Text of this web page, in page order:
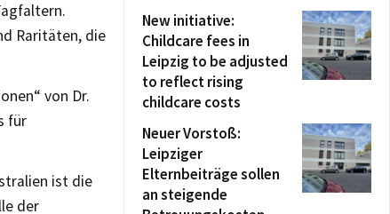
Raritäten, die
von Dr.
für
ist die
der
New initiative:
Childcare fees in
Leipzig to be adjusted
to reflect rising
childcare costs
Neuer Vorstoß:
Leipziger
Elternbeiträge sollen
an steigende